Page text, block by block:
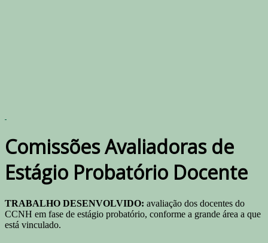
Comissões Avaliadoras de
Estágio Probatório Docente
TRABALHO DESENVOLVIDO: avaliação dos docentes do
CCNH em fase de estágio probatório, conforme a grande área a que
está vinculado.